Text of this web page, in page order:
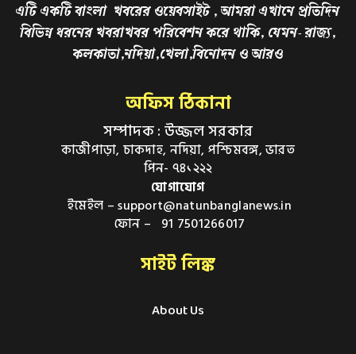
এটি একটি বাংলা খবরের ওয়েবসাইট , আমরা এখানে প্রতিদিন
বিভিন্ন ধরনের খবরাখবর পরিবেশন করে থাকি, যেমন- রাজ্য,
কলকাতা,নদিয়া,খেলা,বিনোদন ও আরও
অফিস ঠিকানা
সম্পাদক : উজ্জল সরকার
কাজীপাড়া, চাকদাহ, নদিয়া, পশ্চিমবঙ্গ, ভারত
পিন- ৭৪১২২২
যোগাযোগ
ইমেইল – support@natunbanglanews.in
ফোন – 91 7501266017
সাইট লিঙ্ক
About Us